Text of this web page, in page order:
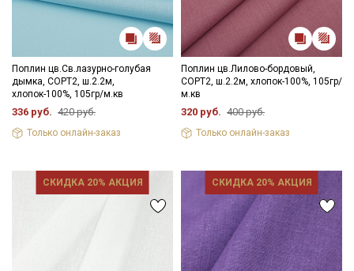
Поплин цв.Св.лазурно-голубая
дымка, СОРТ2, ш.2.2м,
хлопок-100%, 105гр/м.кв
336 руб. 420 руб.
Только онлайн-заказ
Поплин цв.Лилово-бордовый,
СОРТ2, ш.2.2м, хлопок-100%, 105гр/
м.кв
320 руб. 400 руб.
Только онлайн-заказ
СКИДКА 20% АКЦИЯ СКИДКА 20% АКЦИЯ